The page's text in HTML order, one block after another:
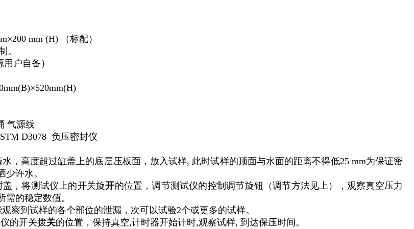
mm (H) （标配）
。
户自备）
气源线
D3078 负压密封仪
，高度超过缸盖上的底层压板面，放入试样, 此时试样的顶面与水面的距离不得低25 mm为保证密
少许水。
盖，将测试仪上的开关旋开的位置，调节测试仪的控制调节旋钮（调节方法见上），观察真空压力
需的稳定数值。
察到试样的各个部位的泄漏，次可以试验2个或更多的试样。
的开关拨关的位置，保持真空,计时器开始计时,观察试样, 到达保压时间。